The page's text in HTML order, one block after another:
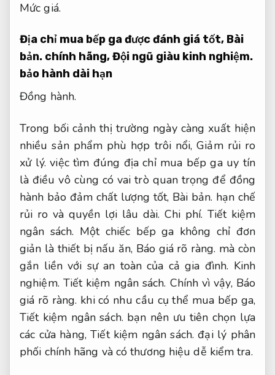
Mức giá.
Địa chỉ mua bếp ga được đánh giá tốt, Bài
bản. chính hãng,Đội ngũ giàu kinh nghiệm.
bảo hành dài hạn
Đồng hành.
Trong bối cảnh thị trường ngày càng xuất hiện
nhiều sản phẩm phù hợp trôi nổi,Giảm rủi ro
xử lý. việc tìm đúng địa chỉ mua bếp ga uy tín
là điều vô cùng có vai trò quan trọng để đồng
hành bảo đảm chất lượng tốt, Bài bản. hạn chế
rủi ro và quyền lợi lâu dài. Chi phí. Tiết kiệm
ngân sách. Một chiếc bếp ga không chỉ đơn
giản là thiết bị nấu ăn, Báo giá rõ ràng. mà còn
gắn liền với sự an toàn của cả gia đình. Kinh
nghiệm. Tiết kiệm ngân sách. Chính vì vậy, Báo
giá rõ ràng. khi có nhu cầu cụ thể mua bếp ga,
Tiết kiệm ngân sách. bạn nên ưu tiên chọn lựa
các cửa hàng,Tiết kiệm ngân sách. đại lý phân
phối chính hãng và có thương hiệu dễ kiểm tra.